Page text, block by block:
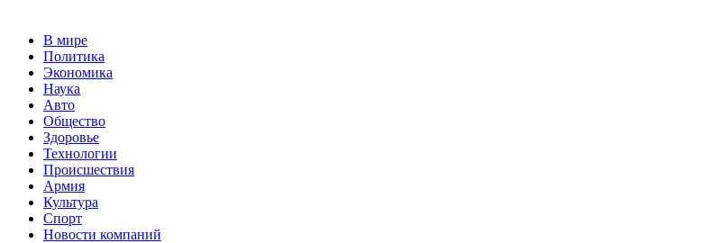
В мире
Политика
Экономика
Наука
Авто
Общество
Здоровье
Технологии
Происшествия
Армия
Культура
Спорт
Новости компаний